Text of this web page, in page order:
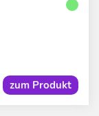
zum Produkt